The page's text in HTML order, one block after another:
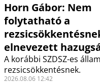
Horn Gábor: Nem
folytatható a
elnevezett
A korábbi SZDSZ-es
rezsicsökkentésnek.
2026.08.06 12:42